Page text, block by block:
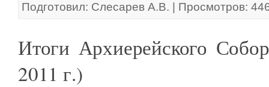
Подготовил: Слесарев А.В. | Просмотров:
Итоги Архиерейского
2011 г.)